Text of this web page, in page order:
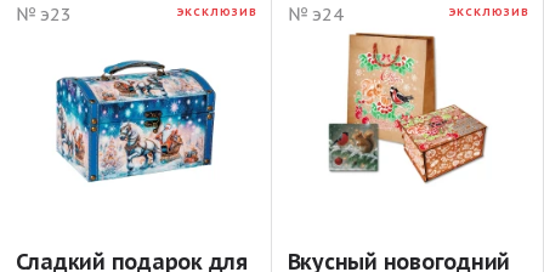
№ э23 ЭКСКЛЮЗИВ
Сладкий подарок для
№ э24 ЭКСКЛЮЗИВ
Вкусный новогодний